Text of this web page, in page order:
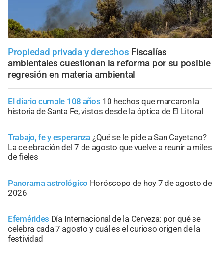
Propiedad privada y derechos Fiscalías
ambientales cuestionan la reforma por su posible
regresión en materia ambiental
El diario cumple 108 años 10 hechos que marcaron la
historia de Santa Fe, vistos desde la óptica de El Litoral
Trabajo, fe y esperanza ¿Qué se le pide a San Cayetano?
La celebración del 7 de agosto que vuelve a reunir a miles
de fieles
Panorama astrológico Horóscopo de hoy 7 de agosto de
2026
Efemérides Día Internacional de la Cerveza: por qué se
celebra cada 7 agosto y cuál es el curioso origen de la
festividad